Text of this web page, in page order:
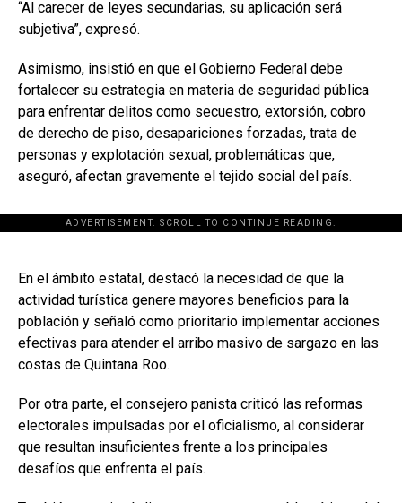
“Al carecer de leyes secundarias, su aplicación será
subjetiva”, expresó.
Asimismo, insistió en que el Gobierno Federal debe
fortalecer su estrategia en materia de seguridad pública
para enfrentar delitos como secuestro, extorsión, cobro
de derecho de piso, desapariciones forzadas, trata de
personas y explotación sexual, problemáticas que,
aseguró, afectan gravemente el tejido social del país.
ADVERTISEMENT. SCROLL TO CONTINUE READING.
[adsforwp id="243463"]
En el ámbito estatal, destacó la necesidad de que la
actividad turística genere mayores beneficios para la
población y señaló como prioritario implementar acciones
efectivas para atender el arribo masivo de sargazo en las
costas de Quintana Roo.
Por otra parte, el consejero panista criticó las reformas
electorales impulsadas por el oficialismo, al considerar
que resultan insuficientes frente a los principales
desafíos que enfrenta el país.